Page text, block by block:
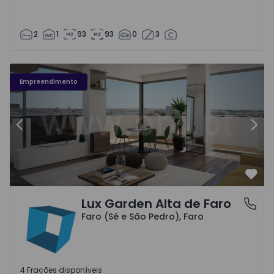
2 1 93 93 0 3
Empreendimento
Anterior
Faro (Sé e São Pedro), Faro
Lux Garden Alta de Faro
Faro (Sé e São Pedro), Faro
4 Frações disponíveis